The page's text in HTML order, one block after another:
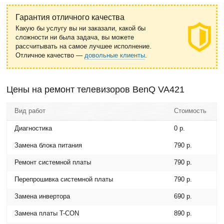
Гарантия отличного качества
Какую бы услугу вы ни заказали, какой бы
сложности ни была задача, вы можете
рассчитывать на самое лучшее исполнение.
Отличное качество —довольные клиенты.
Цены на ремонт телевизоров BenQ VA421
Вид работ Стоимость
Диагностика 0 р.
Замена блока питания 790 р.
Ремонт системной платы 790 р.
Перепрошивка системной платы 790 р.
Замена инвертора 690 р.
Замена платы T-CON 890 р.